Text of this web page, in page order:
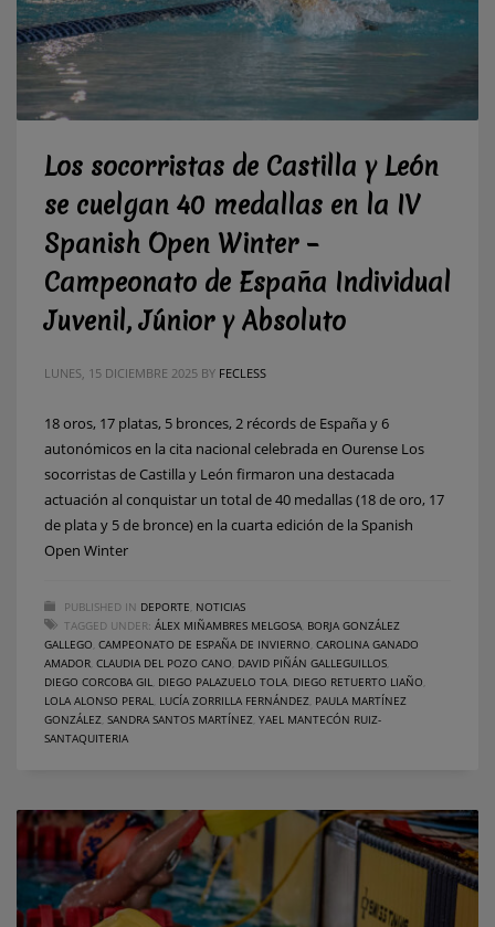
Los socorristas de Castilla y León
se cuelgan 40 medallas en la IV
Spanish Open Winter –
Campeonato de España Individual
Juvenil, Júnior y Absoluto
LUNES, 15 DICIEMBRE 2025 BY FECLESS
18 oros, 17 platas, 5 bronces, 2 récords de España y 6
autonómicos en la cita nacional celebrada en Ourense Los
socorristas de Castilla y León firmaron una destacada
actuación al conquistar un total de 40 medallas (18 de oro, 17
de plata y 5 de bronce) en la cuarta edición de la Spanish
Open Winter
PUBLISHED IN DEPORTE NOTICIAS
TAGGED UNDER: ÁLEX MIÑAMBRES MELGOSA BORJA GONZÁLEZ
GALLEGO CAMPEONATO DE ESPAÑA DE INVIERNO CAROLINA GANADO
AMADOR CLAUDIA DEL POZO CANO DAVID PIÑÁN GALLEGUILLOS
DIEGO CORCOBA GIL
DIEGO PALAZUELO TOLA DIEGO RETUERTO LIAÑO
LOLA ALONSO PERAL
LUCÍA ZORRILLA FERNÁNDEZ PAULA MARTÍNEZ
GONZÁLEZ SANDRA SANTOS MARTÍNEZ YAEL MANTECÓN RUIZ-
SANTAQUITERIA